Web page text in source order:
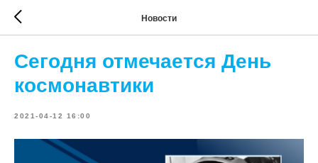
Новости
Сегодня отмечается День
космонавтики
2021-04-12 16:00